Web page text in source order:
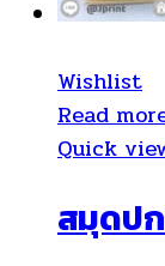
Wishlist
Read
Quick
สมุดป